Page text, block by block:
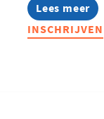
Lees meer
about
Voka
Connect
INSCHRIJVEN